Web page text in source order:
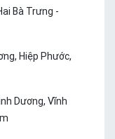
Bà Trưng -
Hiệp Phước,
Dương, Vĩnh